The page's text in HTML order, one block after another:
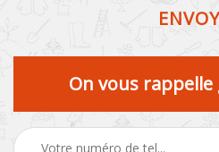
On vous